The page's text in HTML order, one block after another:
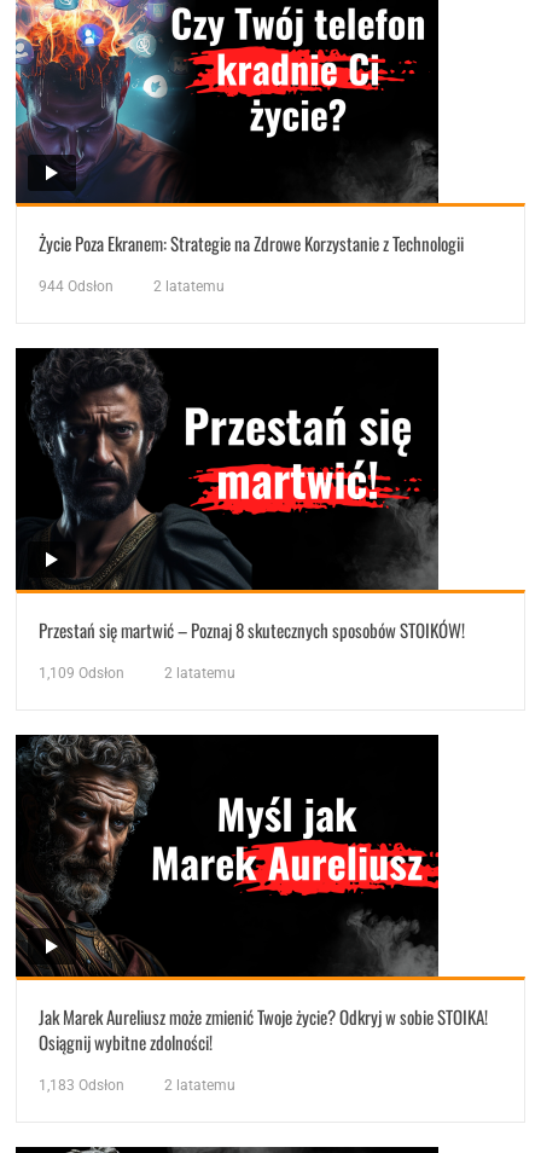
Życie Poza Ekranem: Strategie na Zdrowe Korzystanie z Technologii
944 Odsłon 2 latatemu
Przestań się martwić – Poznaj 8 skutecznych sposobów STOIKÓW!
1,109 Odsłon 2 latatemu
Jak Marek Aureliusz może zmienić Twoje życie? Odkryj w sobie STOIKA!
Osiągnij wybitne zdolności!
1,183 Odsłon 2 latatemu